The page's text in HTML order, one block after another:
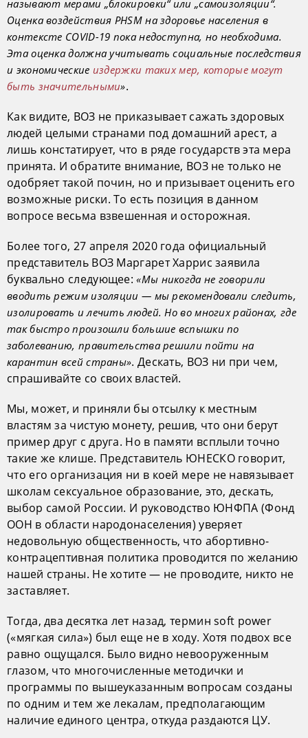
называют мерами „блокировки“ или „самоизоляции“.
Оценка воздействия PHSM на здоровье населения в
контексте COVID-19 пока недоступна, но необходима.
Эта оценка должна учитывать социальные последствия
и экономические издержки таких мер, которые могут
быть значительными».
Как видите, ВОЗ не приказывает сажать здоровых
людей целыми странами под домашний арест, а
лишь констатирует, что в ряде государств эта мера
принята. И обратите внимание, ВОЗ не только не
одобряет такой почин, но и призывает оценить его
возможные риски. То есть позиция в данном
вопросе весьма взвешенная и осторожная.
Более того, 27 апреля 2020 года официальный
представитель ВОЗ Маргарет Харрис заявила
буквально следующее:«Мы никогда не говорили
вводить режим изоляции — мы рекомендовали следить,
изолировать и лечить людей. Но во многих районах, где
так быстро произошли большие вспышки по
заболеванию, правительства решили пойти на
карантин всей страны». Дескать, ВОЗ ни при чем,
спрашивайте со своих властей.
Мы, может, и приняли бы отсылку к местным
властям за чистую монету, решив, что они берут
пример друг с друга. Но в памяти всплыли точно
такие же клише. Представитель ЮНЕСКО говорит,
что его организация ни в коей мере не навязывает
школам сексуальное образование, это, дескать,
выбор самой России. И руководство ЮНФПА (Фонд
ООН в области народонаселения) уверяет
недовольную общественность, что абортивно-
контрацептивная политика проводится по желанию
нашей страны. Не хотите — не проводите, никто не
заставляет.
Тогда, два десятка лет назад, термин soft power
(«мягкая сила») был еще не в ходу. Хотя подвох все
равно ощущался. Было видно невооруженным
глазом, что многочисленные методички и
программы по вышеуказанным вопросам созданы
по одним и тем же лекалам, предполагающим
наличие единого центра, откуда раздаются ЦУ.